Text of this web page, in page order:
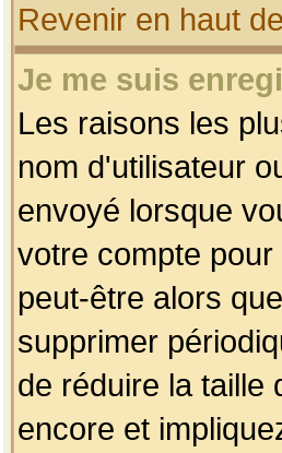
Revenir en haut
Je me suis
Les raisons les
nom d'utilisateur
envoyé lorsque
votre compte
peut-être alors
supprimer
de réduire la taille
encore et